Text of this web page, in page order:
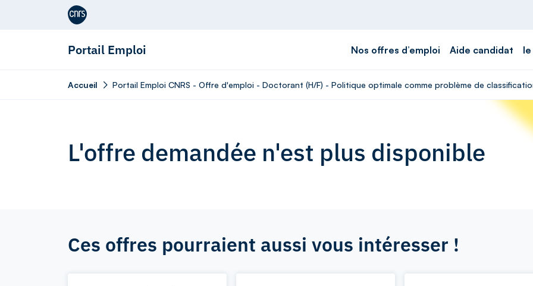
Aller au contenu
Portail Emploi Nos offres d’emploi Aide candidat
Accueil Portail Emploi CNRS - Offre d'emploi - Doctorant (H/F) - Politique optimale comme problème de
L'offre demandée n'est plus disponible
Ces offres pourraient aussi vous intéresser !